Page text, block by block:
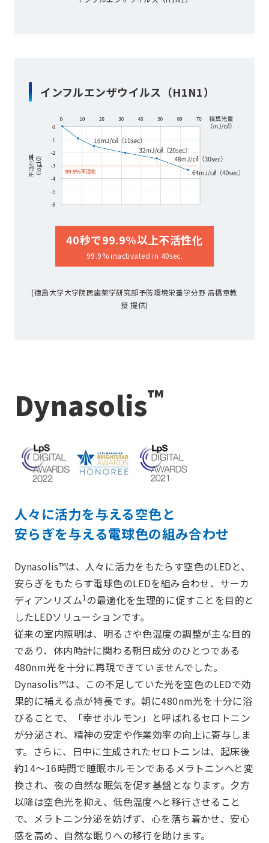
インフルエンザウイルス（H1N1）
40秒で99.9%以上不活性化
99.9% inactivated in 40sec.
(徳島大学大学院医歯薬学研究部予防環境栄養学分野 高橋章教
授 提供)
Dynasolis™
人々に活力を与える空色と
安らぎを与える電球色の組み合わせ
Dynasolis™は、人々に活力をもたらす空色のLEDと、
安らぎをもたらす電球色のLEDを組み合わせ、サーカ
ディアンリズム1 の最適化を生理的に促すことを目的と
したLEDソリューションです。
従来の室内照明は、明るさや色温度の調整が主な目的
であり、体内時計に関わる朝日成分のひとつである
480nm光を十分に再現できていませんでした。
Dynasolis™は、この不足していた光を空色のLEDで効
果的に補える点が特長です。朝に480nm光を十分に浴
びることで、「幸せホルモン」と呼ばれるセロトニン
が分泌され、精神の安定や作業効率の向上に寄与しま
す。さらに、日中に生成されたセロトニンは、起床後
約14～16時間で睡眠ホルモンであるメラトニンへと変
換され、夜の自然な眠気を促す基盤となります。夕方
以降は空色光を抑え、低色温度へと移行させること
で、メラトニン分泌を妨げず、心を落ち着かせ、安心
感を高め、自然な眠りへの移行を助けます。